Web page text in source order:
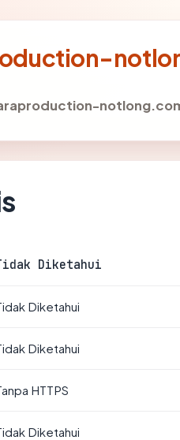
Diketahui
Diketahui
Diketahui
HTTPS
Diketahui